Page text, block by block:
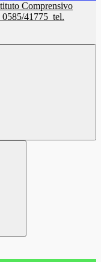
Comprensivo
0585/41775 tel.